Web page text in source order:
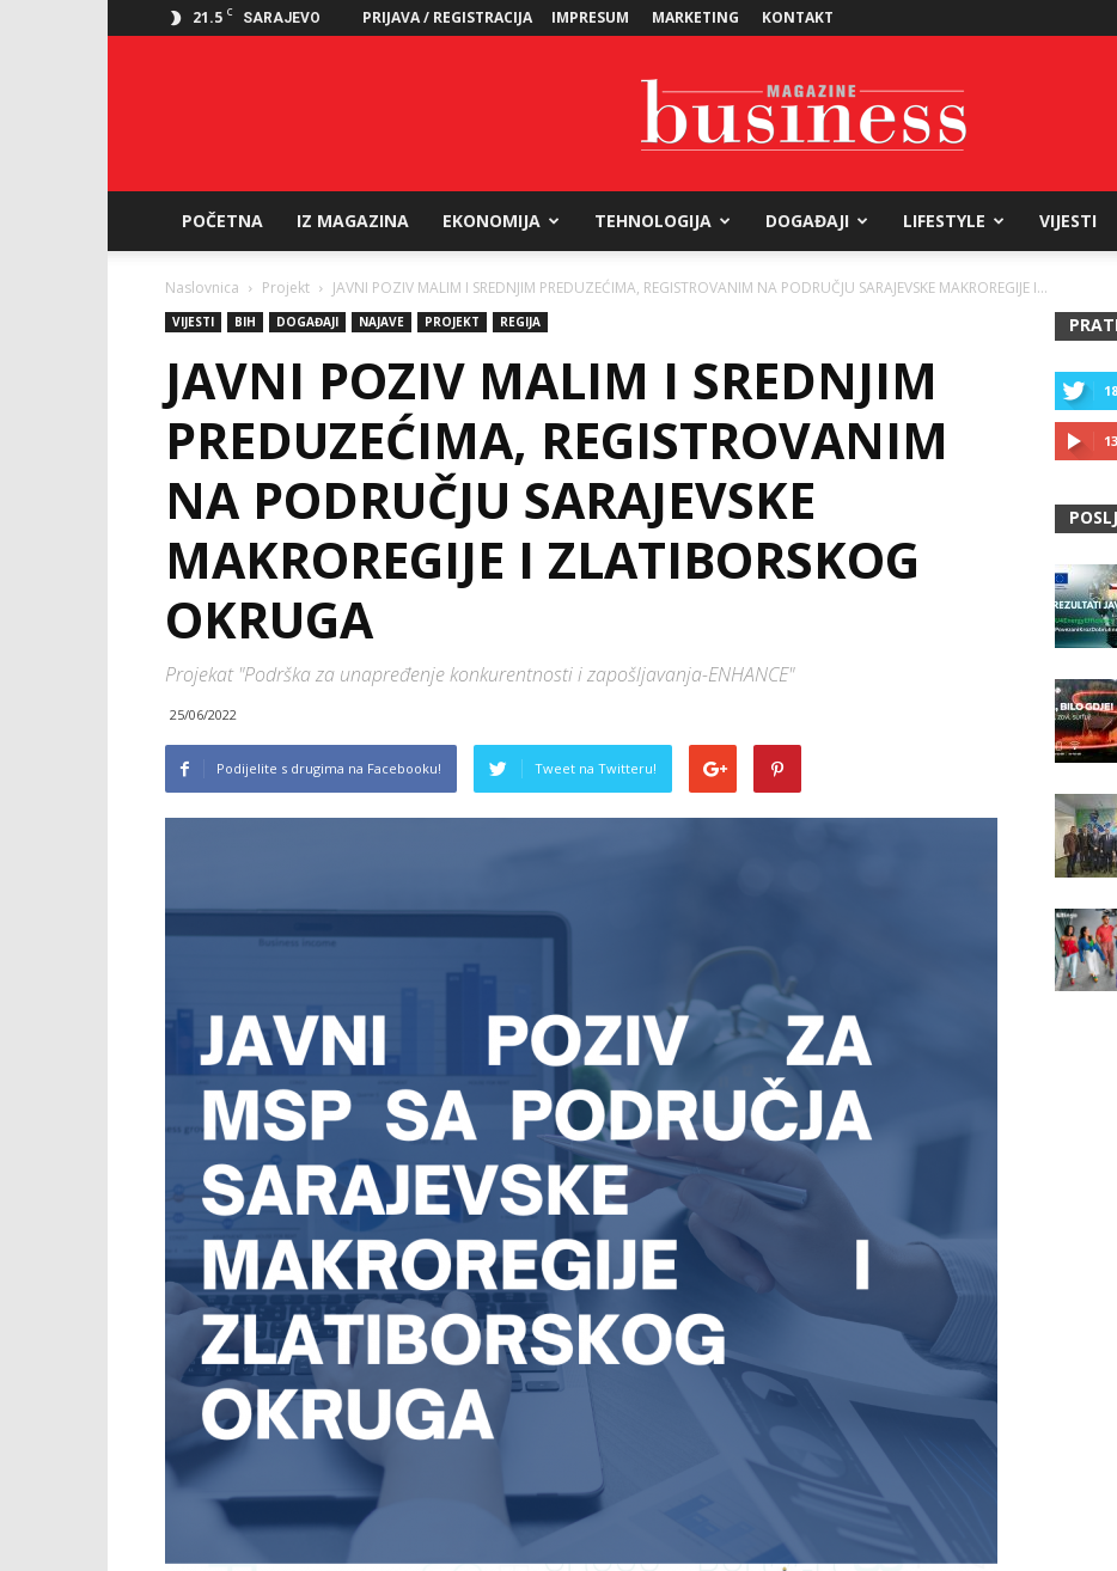
21.5 C SARAJEVO PRIJAVA / REGISTRACIJA IMPRESUM MARKETING KONTAKT
Magazine
POČETNA IZ MAGAZINA EKONOMIJA TEHNOLOGIJA DOGAĐAJI LIFESTYLE VIJESTI
Naslovnica Projekt JAVNI POZIV MALIM I SREDNJIM PREDUZEĆIMA, REGISTROVANIM NA PODRUČJU SARAJEVSKE MAKROREGIJE I...
VIJESTI BIH DOGAĐAJI NAJAVE PROJEKT REGIJA
JAVNI POZIV MALIM I SREDNJIM
PREDUZEĆIMA, REGISTROVANIM
NA PODRUČJU SARAJEVSKE
MAKROREGIJE I ZLATIBORSKOG
OKRUGA
Projekat "Podrška za unapređenje konkurentnosti i zapošljavanja-ENHANCE"
25/06/2022
Podijelite s drugima na Facebooku! Tweet na Twitteru!
18
13